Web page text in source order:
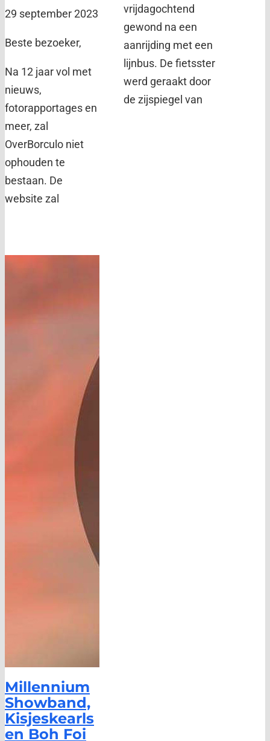
29 september 2023
Beste bezoeker,
Na 12 jaar vol met
nieuws,
fotorapportages en
meer, zal
OverBorculo niet
ophouden te
bestaan. De
website zal
vrijdagochtend
gewond na een
aanrijding met een
lijnbus. De fietsster
werd geraakt door
de zijspiegel van
Millennium
Showband,
Kisjeskearls
en Boh Foi